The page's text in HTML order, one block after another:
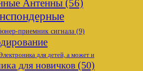
Антенны (56)
приемник сигнала (9)
для детей, а может и
для новичков (50)